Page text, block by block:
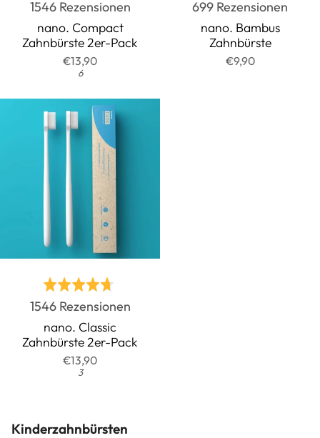
mit
4.7
von
5
1546 RezensionenBasierend
1546
nano. Compact
Zahnbürste 2er-Pack
€13,90
6
mit
4.7
von
5
699 Rezensionen
nano. Bambus
Zahnbürste
€9,90
Bewertet
mit
4.7
von
5
1546 RezensionenBasierend
1546
nano. Classic
Zahnbürste 2er-Pack
€13,90
3
Kinderzahnbürsten